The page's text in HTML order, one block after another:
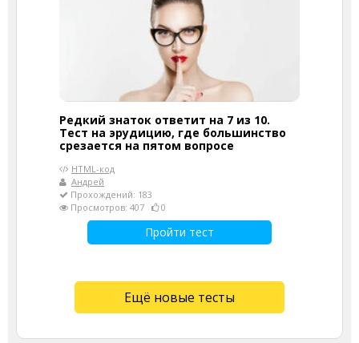
Редкий знаток ответит на 7 из 10.
Тест на эрудицию, где большинство
срезается на пятом вопросе
HTML-код
Андрей
Прохождений: 183
Просмотров: 407
0
Пройти тест
Ещё новые тесты